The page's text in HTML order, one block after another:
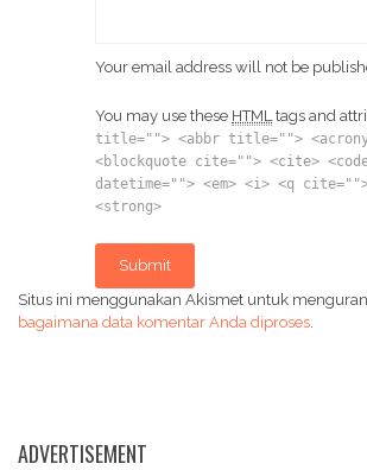
Your email address will not be
You may use these HTMLtags and
title=""> <abbr title="">
<blockquote cite=""> <cite>
datetime=""> <em> <i> <q
<strong>
Submit
Situs ini menggunakan Akismet untuk
bagaimana data komentar Anda diproses.
ADVERTISEMENT